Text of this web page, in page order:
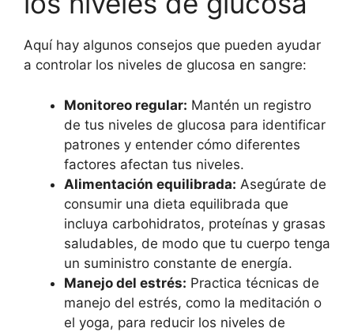
Aquí hay algunos consejos que pueden ayudar
a controlar los niveles de glucosa en sangre:
Monitoreo regular: Mantén un registro
de tus niveles de glucosa para identificar
patrones y entender cómo diferentes
factores afectan tus niveles.
Alimentación equilibrada: Asegúrate de
consumir una dieta equilibrada que
incluya carbohidratos, proteínas y grasas
saludables, de modo que tu cuerpo tenga
un suministro constante de energía.
Manejo del estrés: Practica técnicas de
manejo del estrés, como la meditación o
el yoga, para reducir los niveles de